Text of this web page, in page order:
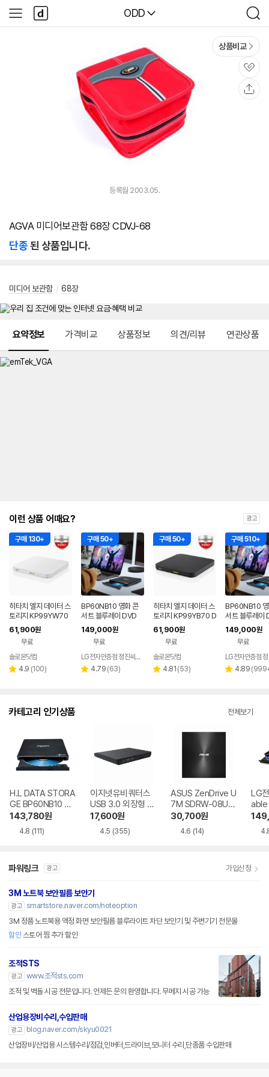
다나와
ODD
검
색
사
이
다
나
와
상품비교
관
심
등록월 2003.05.
AGVA 미디어보관함 68장 CDVJ-68
단종된 상품입니다.
미디어 보관함 / 68장
요약정보 가격비교 상품정보 의견/리뷰 연관상품
이런 상품 어때요? 광고
구매 130+
히타치 엘지 데이터 스
토리지 KP99YW70
DVD 화이트 외장OD
D CD DVD 리핑 안드
로이드
61,900원
무료
페이
솔로몬닷컴
별 4.9 리
(100)
구매 50+
BP60NB10 영화 콘
서트 블루레이 DVD
플레이어 노트북 외장
ODD 맥 호환
149,000원
무료
LG전자인증점 정진씨앤에스
별 4.79 리
(63)
구매 50+
히타치 엘지 데이터 스
토리지 KP99YB70 D
VD 블랙 외장ODD C
D DVD 리핑 안드로이
61,900원
무료
페이
솔로몬닷컴
별 4.81 리
(53)
구매 510+
BP60NB10 영
서트 블루레이
D 재생 리핑 노
장 ODD
149,000원
무료
별 4.89 리
(
카테고리 인기상품 전체보기
H.L DATA STORA
GE BP60NB10 블
루레이 외장ODD
143,780원
4.8 (111)
이지넷유비쿼터스
USB 3.0 외장형 D
VD-RW NEXT-20
0DVD-RW
17,600원
4.5 (355)
ASUS ZenDrive U
7M SDRW-08U7
M-U-B
30,700원
4.6 (14)
LG
able
파워링크 광고 가입신청
3M 노트북 보안필름 보안기
광고 smartstore.naver.com/noteoption
3M 정품 노트북용 액정 화면 보안필름 블루라이트 차단 보안기 및 주변기기 전문몰
할인 스토어 찜 추가 할인
조적STS
광고 www.조적sts.com
조적 및 벽돌 시공 전문입니다. 언제든 문의 환영합니다. 무메지 시공 가능
산업용장비수리,수입판매
광고
blog.naver.com/skyu0021
산업장비/산업용 시스템수리/점검,인버터,드라이브,모니터 수리,단종품 수입판매